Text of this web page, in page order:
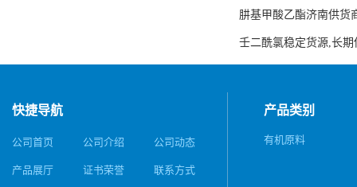
肼基甲酸乙酯济南供货
壬二酰氯稳定货源,长期
快捷导航
公司首页 公司介绍 公司动态
产品展厅 证书荣誉 联系方式
产品类别
有机原料